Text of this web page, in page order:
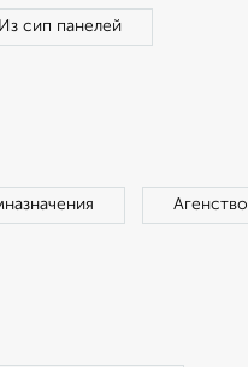
Из сип панелей
Агенство